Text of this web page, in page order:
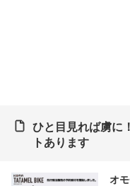
ひと目見れば虜に
トあります
オ